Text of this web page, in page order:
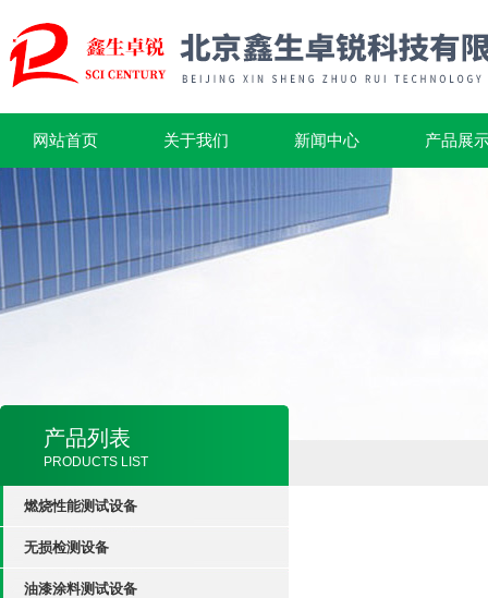
网站首页 关于我们 新闻中心 产品展
产品列表
PRODUCTS LIST
燃烧性能测试设备
无损检测设备
油漆涂料测试设备